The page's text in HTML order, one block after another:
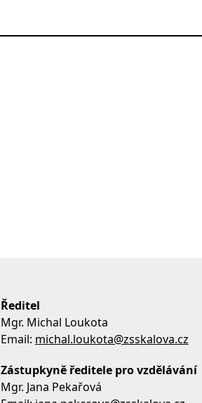
Ředitel
Mgr. Michal Loukota
Email: michal.loukota@zsskalova.cz
Zástupkyně ředitele pro vzdělávání
Mgr. Jana Pekařová